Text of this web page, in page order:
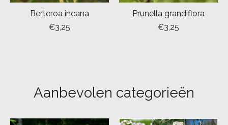
Berteroa incana
€3,25
Prunella grandiflora
€3,25
Aanbevolen categorieën